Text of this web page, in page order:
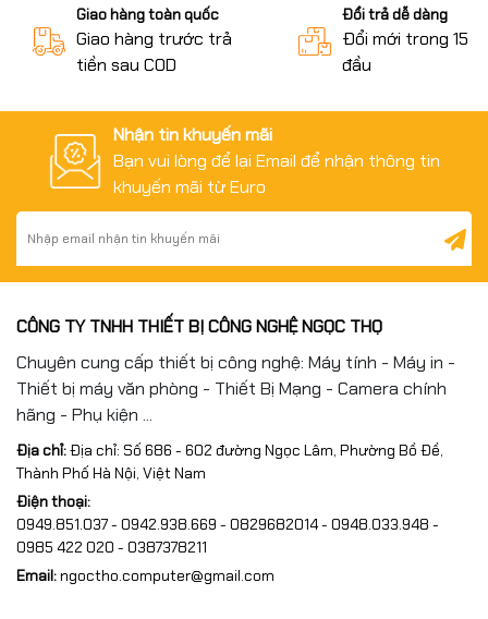
Giao hàng toàn quốc
Giao hàng trước trả
tiền sau COD
Đổi trả dễ dàng
Đổi mới trong 15
đầu
Nhận tin khuyến mãi
Bạn vui lòng để lại Email để nhận thông tin
khuyến mãi từ Euro
CÔNG TY TNHH THIẾT BỊ CÔNG NGHỆ NGỌC THỌ
Chuyên cung cấp thiết bị công nghệ: Máy tính - Máy in -
Thiết bị máy văn phòng - Thiết Bị Mạng - Camera chính
hãng - Phụ kiện ...
Địa chỉ:Địa chỉ: Số 686 - 602 đường Ngọc Lâm, Phường Bồ Đề,
Thành Phố Hà Nội, Việt Nam
Điện thoại:
0949.851.037 - 0942.938.669 - 0829682014 - 0948.033.948 -
0985 422 020 - 0387378211
Email:ngoctho.computer@gmail.com